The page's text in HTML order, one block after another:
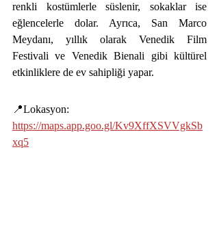
renkli kostümlerle süslenir, sokaklar ise
eğlencelerle dolar. Ayrıca, San Marco
Meydanı, yıllık olarak Venedik Film
Festivali ve Venedik Bienali gibi kültürel
etkinliklere de ev sahipliği yapar.
📍Lokasyon:
https://maps.app.goo.gl/Kv9XffXSVVgkSb
xq5